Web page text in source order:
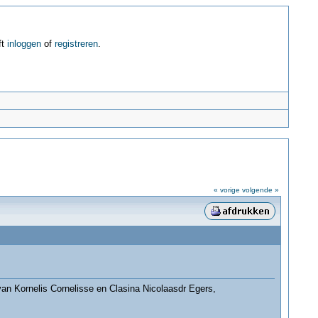
inloggenof registreren.
« vorige volgende »
Kornelis Cornelisse en Clasina Nicolaasdr Egers,